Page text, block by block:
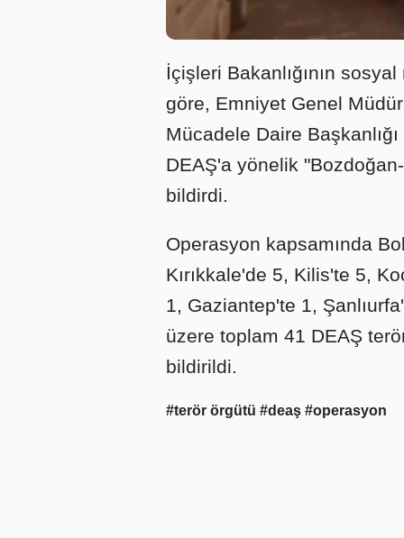
İçişleri Bakanlığının
göre, Emniyet Genel
Mücadele Daire
DEAŞ'a yönelik
bildirdi.
Operasyon kapsamında
Kırıkkale'de 5, Kilis'te 5,
1, Gaziantep'te 1,
üzere toplam 41 DEAŞ
bildirildi.
#terör örgütü #deaş #operasyon